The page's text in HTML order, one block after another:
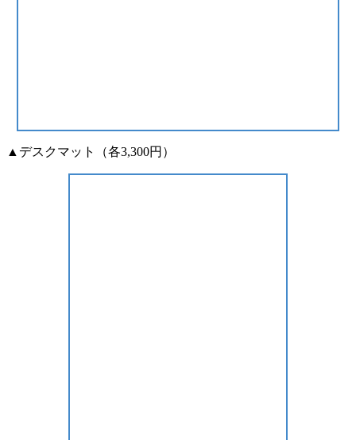
▲デスクマット（各3,300円）